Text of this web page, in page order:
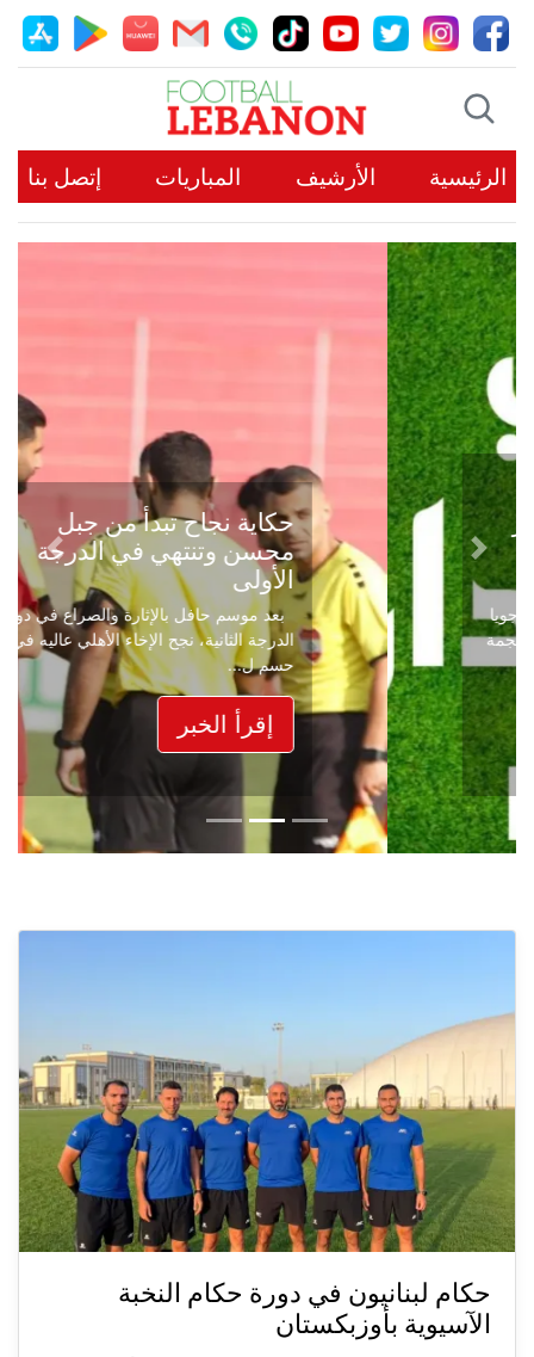
الرئيسية الأرشيف المباريات إتصل بنا
حكاية نجاح تبدأ من جبل
محسن وتنتهي في الدرجة
الأولى
بعد موسم حافل بالإثارة والصراع في دوري
الدرجة الثانية، نجح الإخاء الأهلي عاليه في
حسم ل...
إقرأ الخبر
Previous
Next
حكام لبنانيون في دورة حكام النخبة
الآسيوية بأوزبكستان